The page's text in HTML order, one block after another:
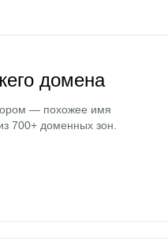
домена
— похожее имя
700+ доменных зон.